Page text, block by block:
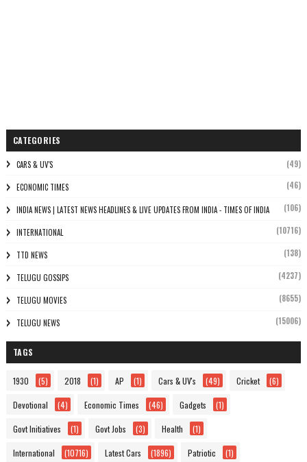
CATEGORIES
CARS & UV'S (49)
ECONOMIC TIMES (46)
INDIA NEWS | LATEST NEWS HEADLINES & LIVE UPDATES FROM INDIA - TIMES OF INDIA (106)
INTERNATIONAL (10716)
TTD NEWS (138)
TELUGU GOSSIPS (4237)
TELUGU MOVIES (8655)
TELUGU NEWS (15006)
TAGS
1930 (5) 2018 (1) AP (1) Cars & UV's (49) Cricket (6)
Devotional (4) Economic Times (46) Gadgets (1)
Govt Initiatives (1) Govt Jobs (3) Health (1)
International (10716) Latest Cars (1896) Patriotic (1)